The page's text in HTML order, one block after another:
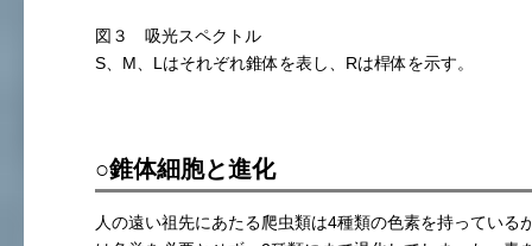
図３ 吸光スペクトル
S、M、Lはそれぞれ錐体を表し、Rは桿体を示す。
○錐体細胞と進化
人の遠い祖先にあたる爬虫類は4種類の色素を持っている